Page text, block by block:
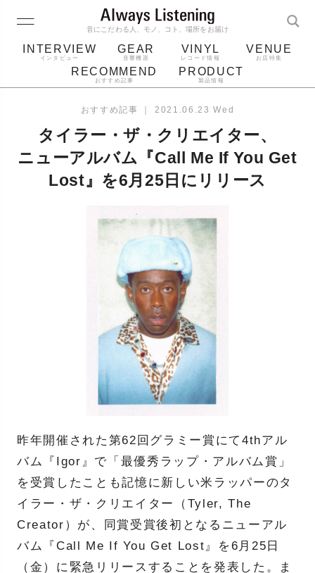
音にこだわる人、モノ、コト、場所をお届け
INTERVIEW
インタビュー
GEAR
音響機器
VINYL
レコード情報
VENUE
お店特集
RECOMMEND
おすすめ記事
PRODUCT
製品情報
アルバム
レコード針
おすすめ記事 ｜ 2021.06.23 Wed
タイラー・ザ・クリエイター、
ニューアルバム『Call Me If You Get
Lost』を6月25日にリリース
昨年開催された第62回グラミー賞にて4thアル
バム『Igor』で「最優秀ラップ・アルバム賞」
を受賞したことも記憶に新しい米ラッパーのタ
イラー・ザ・クリエイター（Tyler, The
Creator）が、同賞受賞後初となるニューアル
バム『Call Me If You Get Lost』を6月25日
（金）に緊急リリースすることを発表した。ま